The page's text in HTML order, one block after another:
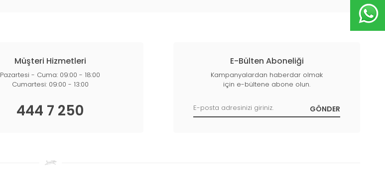
Müşteri Hizmetleri
Pazartesi - Cuma: 09:00 - 18:00
Cumartesi: 09:00 - 13:00
444 7 250
E-Bülten Aboneliği
Kampanyalardan haberdar olmak
için e-bültene abone olun.